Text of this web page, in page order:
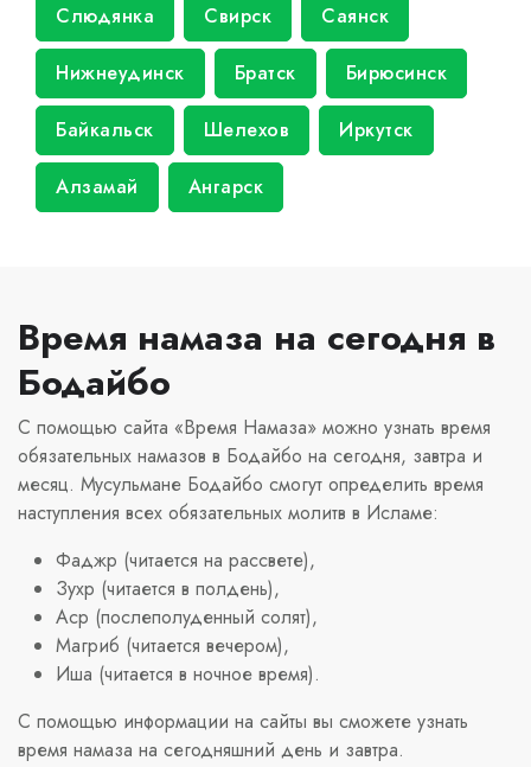
Слюдянка Свирск Саянск
Нижнеудинск Братск Бирюсинск
Байкальск Шелехов Иркутск
Алзамай Ангарск
Время намаза на сегодня в
Бодайбо
С помощью сайта «Время Намаза» можно узнать время
обязательных намазов в Бодайбо на сегодня, завтра и
месяц. Мусульмане Бодайбо смогут определить время
наступления всех обязательных молитв в Исламе:
Фаджр (читается на рассвете),
Зухр (читается в полдень),
Аср (послеполуденный солят),
Магриб (читается вечером),
Иша (читается в ночное время).
С помощью информации на сайты вы сможете узнать
время намаза на сегодняшний день и завтра.